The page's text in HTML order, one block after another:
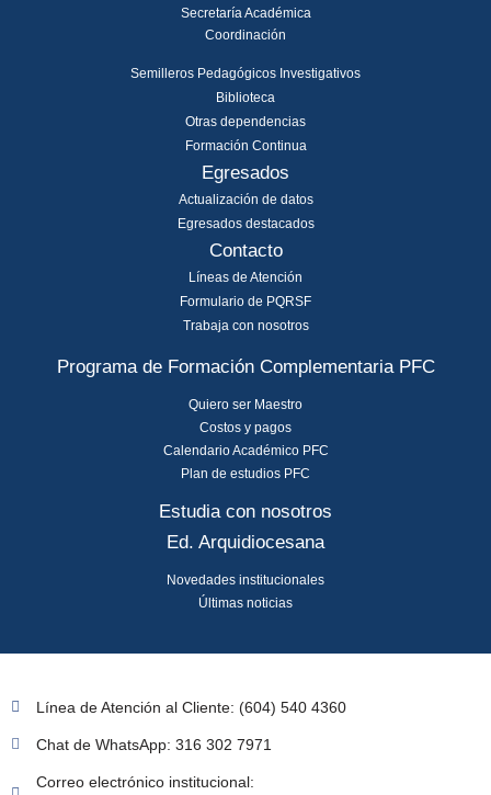
Secretaría Académica
Coordinación
Semilleros Pedagógicos Investigativos
Biblioteca
Otras dependencias
Formación Continua
Egresados
Actualización de datos
Egresados destacados
Contacto
Líneas de Atención
Formulario de PQRSF
Trabaja con nosotros
Programa de Formación Complementaria PFC
Quiero ser Maestro
Costos y pagos
Calendario Académico PFC
Plan de estudios PFC
Estudia con nosotros
Ed. Arquidiocesana
Novedades institucionales
Últimas noticias
Línea de Atención al Cliente: (604) 540 4360
Chat de WhatsApp: 316 302 7971
Correo electrónico institucional: